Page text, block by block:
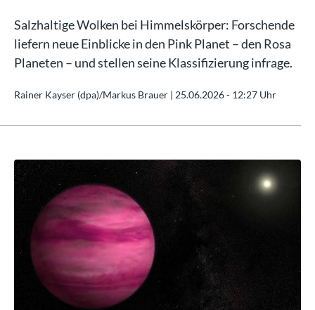
Salzhaltige Wolken bei Himmelskörper: Forschende
liefern neue Einblicke in den Pink Planet – den Rosa
Planeten – und stellen seine Klassifizierung infrage.
Rainer Kayser (dpa)/Markus Brauer | 25.06.2026 - 12:27 Uhr